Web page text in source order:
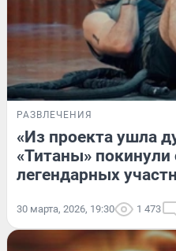
РАЗВЛЕЧЕНИЯ
«Из проекта ушла
«Титаны» покинули
легендарных
30 марта, 2026, 19:30 1 473